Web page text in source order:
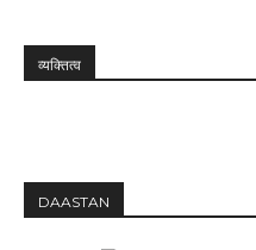
व्यक्तित्व
DAASTAN